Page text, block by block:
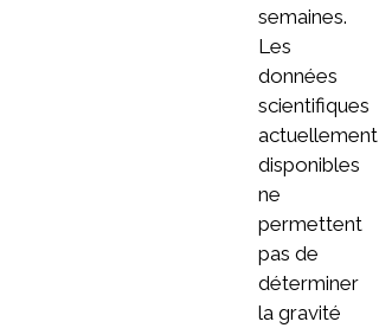
semaines.
Les
données
scientifiques
actuellement
disponibles
ne
permettent
pas de
déterminer
la gravité